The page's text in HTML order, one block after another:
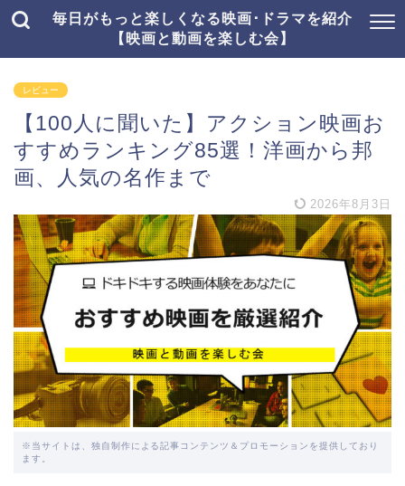
毎日がもっと楽しくなる映画･ドラマを紹介
【映画と動画を楽しむ会】
レビュー
【100人に聞いた】アクション映画お
すすめランキング85選！洋画から邦
画、人気の名作まで
2026年8月3日
※当サイトは、独自制作による記事コンテンツ＆プロモーションを提供しており
ます。